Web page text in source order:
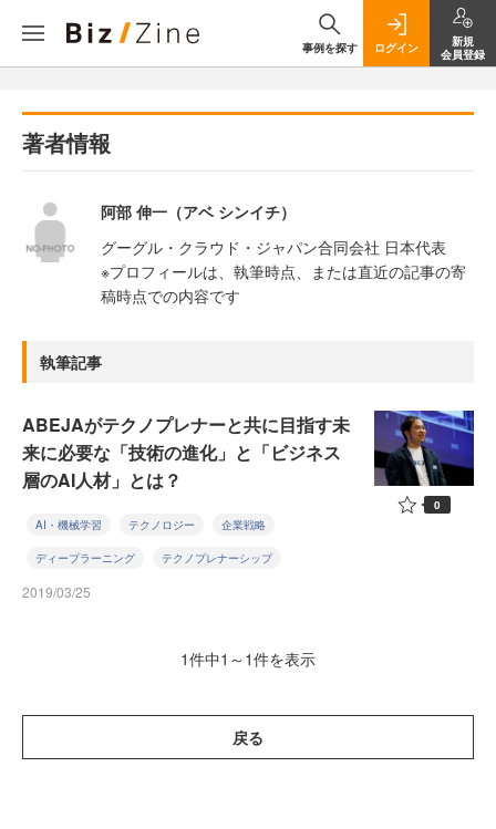
事例を探す ログイン
新規
会員登録
著者情報
阿部 伸一（アベ シンイチ）
グーグル・クラウド・ジャパン合同会社 日本代表
※プロフィールは、執筆時点、または直近の記事の寄
稿時点での内容です
執筆記事
ABEJAがテクノプレナーと共に目指す未
来に必要な「技術の進化」と「ビジネス
層のAI人材」とは？
AI・機械学習 テクノロジー 企業戦略
ディープラーニング テクノプレナーシップ
2019/03/25
0
1件中1～1件を表示
戻る